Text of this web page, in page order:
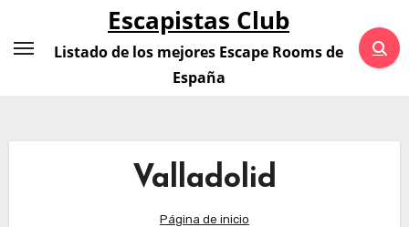
contenido
Escapistas Club
Listado de los mejores Escape Rooms de
España
Valladolid
Página de inicio